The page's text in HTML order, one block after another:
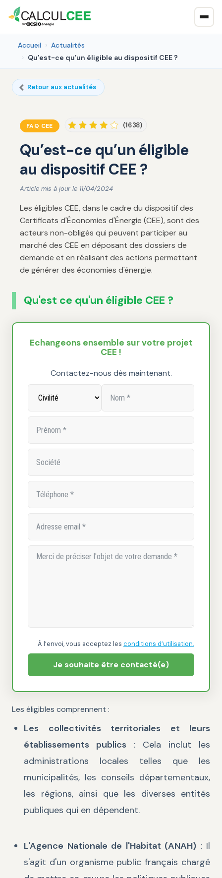
Accueil
Actualités
Qu’est-ce qu’un éligible au dispositif CEE ?
Retour aux actualités
FAQ CEE (1638)
Qu’est-ce qu’un éligible
au dispositif CEE ?
Article mis à jour le 11/04/2024
Les éligibles CEE, dans le cadre du dispositif des
Certificats d'Économies d'Énergie (CEE), sont des
acteurs non-obligés qui peuvent participer au
marché des CEE en déposant des dossiers de
demande et en réalisant des actions permettant
de générer des économies d'énergie.
Qu'est ce qu'un éligible CEE ?
Echangeons ensemble sur votre projet
CEE !
Contactez-nous dès maintenant.
À l’envoi, vous acceptez les conditions d’utilisation.
Je souhaite être contacté(e)
Les éligibles comprennent :
Les collectivités territoriales et leurs
établissements publics : Cela inclut les
administrations locales telles que les
municipalités, les conseils départementaux,
les régions, ainsi que les diverses entités
publiques qui en dépendent.
L'Agence Nationale de l'Habitat (ANAH) : Il
s'agit d'un organisme public français chargé